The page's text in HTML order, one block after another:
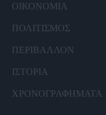
ΟΙΚΟΝΟΜΙΑ
ΠΟΛΙΤΙΣΜΟΣ
ΠΕΡΙΒΑΛΛΟΝ
ΙΣΤΟΡΙΑ
ΧΡΟΝΟΓΡΑΦΗΜΑΤΑ